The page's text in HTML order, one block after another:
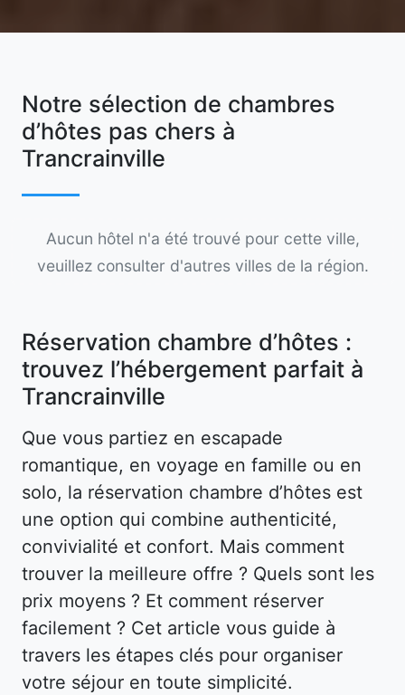
Notre sélection de chambres
d’hôtes pas chers à
Trancrainville
Aucun hôtel n'a été trouvé pour cette ville,
veuillez consulter d'autres villes de la région.
Réservation chambre d’hôtes :
trouvez l’hébergement parfait à
Trancrainville
Que vous partiez en escapade
romantique, en voyage en famille ou en
solo, la réservation chambre d’hôtes est
une option qui combine authenticité,
convivialité et confort. Mais comment
trouver la meilleure offre ? Quels sont les
prix moyens ? Et comment réserver
facilement ? Cet article vous guide à
travers les étapes clés pour organiser
votre séjour en toute simplicité.